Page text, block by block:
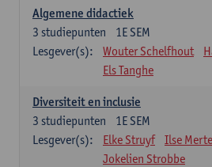
Algemene didactiek
1E SEM
3 studiepunten
Lesgever(s):
Wouter Schelfhout
Els Tanghe
Diversiteit en inclusie
1E SEM
3 studiepunten
Lesgever(s):
Elke Struyf
Ilse
Jokelien Strobbe